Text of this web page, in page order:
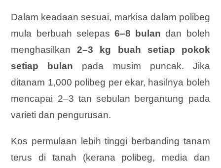
Dalam keadaan sesuai, markisa dalam polibeg
mula berbuah selepas 6–8 bulan dan boleh
menghasilkan2–3 kg buah setiap pokok
setiap bulan pada musim puncak. Jika
ditanam 1,000 polibeg per ekar, hasilnya boleh
mencapai 2–3 tan sebulan bergantung pada
varieti dan pengurusan.
Kos permulaan lebih tinggi berbanding tanam
terus di tanah (kerana polibeg, media dan